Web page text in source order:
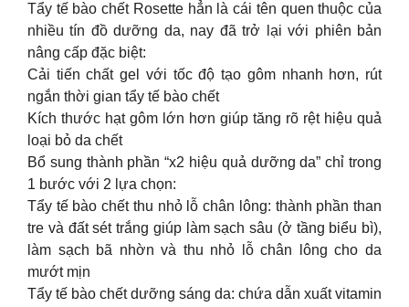
Tẩy tế bào chết Rosette hẳn là cái tên quen thuộc của
nhiều tín đồ dưỡng da, nay đã trở lại với phiên bản
nâng cấp đặc biệt:
Cải tiến chất gel với tốc độ tạo gôm nhanh hơn, rút
ngắn thời gian tẩy tế bào chết
Kích thước hạt gôm lớn hơn giúp tăng rõ rệt hiệu quả
loại bỏ da chết
Bổ sung thành phần “x2 hiệu quả dưỡng da” chỉ trong
1 bước với 2 lựa chọn:
Tẩy tế bào chết thu nhỏ lỗ chân lông: thành phần than
tre và đất sét trắng giúp làm sạch sâu (ở tầng biểu bì),
làm sạch bã nhờn và thu nhỏ lỗ chân lông cho da
mướt mịn
Tẩy tế bào chết dưỡng sáng da: chứa dẫn xuất vitamin